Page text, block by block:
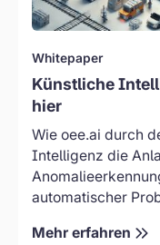
sich
fortlaufend
selbst
verbessert.
Whitepaper
Künstliche
hier
Wie oee.ai durch
Intelligenz die
automatischer
Mehr erfahren
–
mit
oee.ai
maximieren